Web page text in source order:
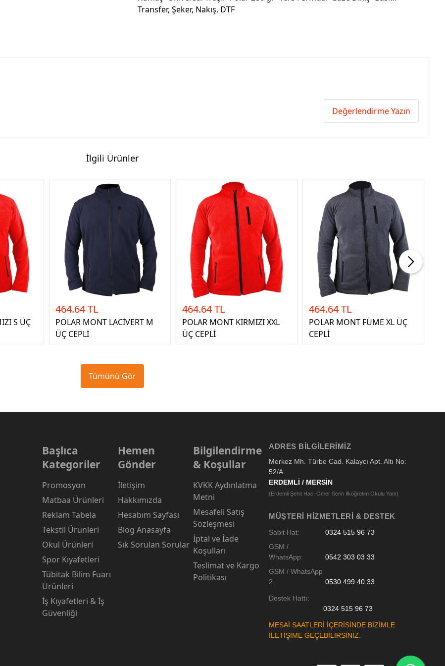
Transfer, Şeker, Nakış, DTF
Değerlendirme Yazın
İlgili Ürünler
S ÜÇ
464.64 TL
POLAR MONT LACİVERT M
ÜÇ CEPLİ
464.64 TL
POLAR MONT KIRMIZI XXL
ÜÇ CEPLİ
464.64 TL
POLAR MONT FÜME XL ÜÇ
CEPLİ
Tümünü Gör
Başlıca
Kategoriler
Promosyon
Matbaa Ürünleri
Reklam Tabela
Tekstil Ürünleri
Okul Ürünleri
Spor Kıyafetleri
Tübitak Bilim Fuarı
Ürünleri
İş Kıyafetleri & İş
Güvenliği
Hemen
Gönder
İletişim
Hakkımızda
Hesabım Sayfası
Blog Anasayfa
Sık Sorulan Sorular
Bilgilendirme
& Koşullar
KVKK Aydınlatma
Metni
Mesafeli Satış
Sözleşmesi
İptal ve İade
Koşulları
Teslimat ve Kargo
Politikası
ADRES BILGILERIMIZ
Merkez Mh. Türbe Cad. Kalaycı Apt. Altı No:
52/A
ERDEMLİ / MERSİN
(Erdemli Şehit Hacı Ömer Serin İlköğretim Okulu Yanı)
MÜŞTERI HIZMETLERI & DESTEK
Sabit Hat:
0324 515 96 73
GSM /
WhatsApp:
0542 303 03 33
GSM / WhatsApp
2:
0530 499 40 33
Destek Hattı:
0324 515 96 73
MESAİ SAATLERİ İÇERİSİNDE BİZİMLE
İLETİŞİME GEÇEBİLİRSİNİZ.